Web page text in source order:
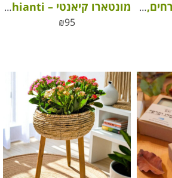
מארז סל חגיגי עם פרחים, קוקטייל שוקולד וסבון טבעי
מונטארו קיאנטי – Montaro Chianti (איטלקי כשר)
₪95